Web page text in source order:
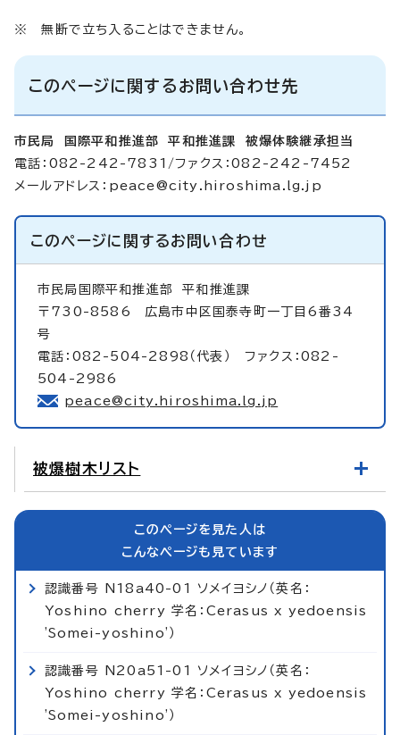
※ 無断で立ち入ることはできません。
このページに関するお問い合わせ先
市民局 国際平和推進部 平和推進課 被爆体験継承担当
電話：082-242-7831/ファクス：082-242-7452
メールアドレス： peace@city.hiroshima.lg.jp
このページに関するお問い合わせ
市民局国際平和推進部平和推進課
〒730-8586 広島市中区国泰寺町一丁目6番34
号
電話：082-504-2898（代表） ファクス：082-
504-2986
peace@city.hiroshima.lg.jp
被爆樹木リスト
このページを見た人は
こんなページも見ています
認識番号 N18a40-01 ソメイヨシノ（英名：
Yoshino cherry 学名：Cerasus x yedoensis
'Somei-yoshino'）
認識番号 N20a51-01 ソメイヨシノ（英名：
Yoshino cherry 学名：Cerasus x yedoensis
'Somei-yoshino'）